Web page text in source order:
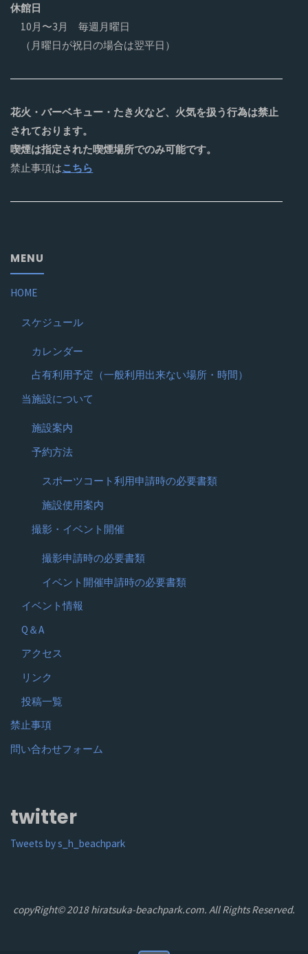
休館日
10月〜3月 毎週月曜日
（月曜日が祝日の場合は翌平日）
花火・バーベキュー・たき火など、火気を扱う行為は禁止
されております。
喫煙は指定された喫煙場所でのみ可能です。
禁止事項はこちら
MENU
HOME
スケジュール
カレンダー
占有利用予定（一般利用出来ない場所・時間）
当施設について
施設案内
予約方法
スポーツコート利用申請時の必要書類
施設使用案内
撮影・イベント開催
撮影申請時の必要書類
イベント開催申請時の必要書類
イベント情報
Q＆A
アクセス
リンク
投稿一覧
禁止事項
問い合わせフォーム
twitter
Tweets by s_h_beachpark
copyRight© 2018 hiratsuka-beachpark.com. All Rights Reserved.